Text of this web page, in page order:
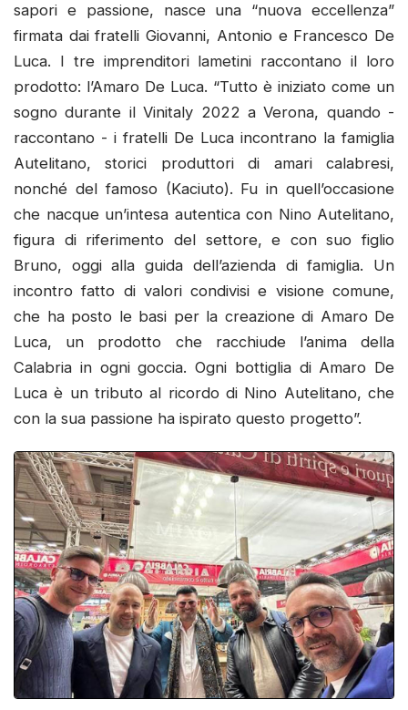
sapori e passione, nasce una “nuova eccellenza”
firmata dai fratelli Giovanni, Antonio e Francesco De
Luca. I tre imprenditori lametini raccontano il loro
prodotto: l’Amaro De Luca. “Tutto è iniziato come un
sogno durante il Vinitaly 2022 a Verona, quando -
raccontano - i fratelli De Luca incontrano la famiglia
Autelitano, storici produttori di amari calabresi,
nonché del famoso (Kaciuto). Fu in quell’occasione
che nacque un’intesa autentica con Nino Autelitano,
figura di riferimento del settore, e con suo figlio
Bruno, oggi alla guida dell’azienda di famiglia. Un
incontro fatto di valori condivisi e visione comune,
che ha posto le basi per la creazione di Amaro De
Luca, un prodotto che racchiude l’anima della
Calabria in ogni goccia. Ogni bottiglia di Amaro De
Luca è un tributo al ricordo di Nino Autelitano, che
con la sua passione ha ispirato questo progetto”.